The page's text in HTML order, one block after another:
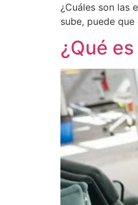
¿Cuáles son las
sube, puede
¿Qué